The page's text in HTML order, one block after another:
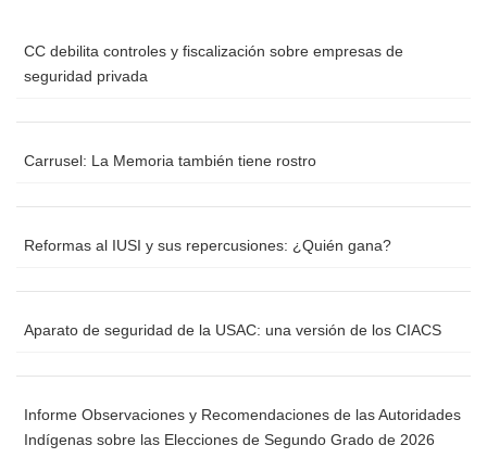
CC debilita controles y fiscalización sobre empresas de
seguridad privada
Carrusel: La Memoria también tiene rostro
Reformas al IUSI y sus repercusiones: ¿Quién gana?
Aparato de seguridad de la USAC: una versión de los CIACS
Informe Observaciones y Recomendaciones de las Autoridades
Indígenas sobre las Elecciones de Segundo Grado de 2026